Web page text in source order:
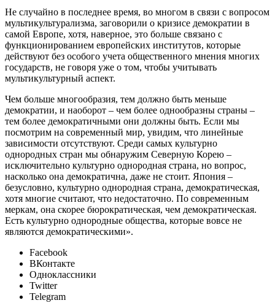
Не случайно в последнее время, во многом в связи с вопросом
мультикультурализма, заговорили о кризисе демократии в
самой Европе, хотя, наверное, это больше связано с
функционированием европейских институтов, которые
действуют без особого учета общественного мнения многих
государств, не говоря уже о том, чтобы учитывать
мультикультурный аспект.
Чем больше многообразия, тем должно быть меньше
демократии, и наоборот – чем более однообразны страны –
тем более демократичными они должны быть. Если мы
посмотрим на современный мир, увидим, что линейные
зависимости отсутствуют. Среди самых культурно
однородных стран мы обнаружим Северную Корею –
исключительно культурно однородная страна, но вопрос,
насколько она демократична, даже не стоит. Япония –
безусловно, культурно однородная страна, демократическая,
хотя многие считают, что недостаточно. По современным
меркам, она скорее бюрократическая, чем демократическая.
Есть культурно однородные общества, которые вовсе не
являются демократическими».
Facebook
ВКонтакте
Одноклассники
Twitter
Telegram